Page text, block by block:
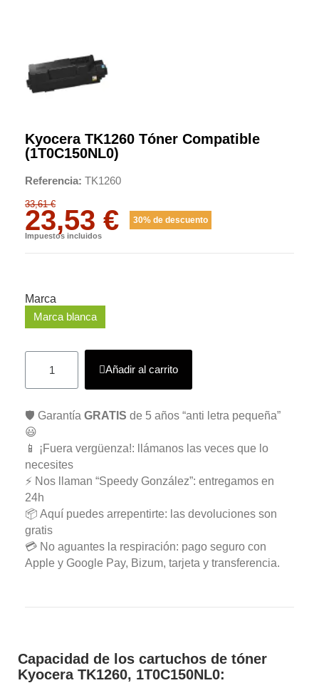
Kyocera TK1260 Tóner Compatible
(1T0C150NL0)
Referencia TK1260
33,61 €
23,53 € 30% de descuento
Impuestos incluidos
Marca
Marca blanca
Añadir al carrito
🛡️ Garantía GRATIS de 5 años “anti letra pequeña”
😃
📱 ¡Fuera vergüenza!: llámanos las veces que lo
necesites
⚡ Nos llaman “Speedy González”: entregamos en
24h
📦 Aquí puedes arrepentirte: las devoluciones son
gratis
💳 No aguantes la respiración: pago seguro con
Apple y Google Pay, Bizum, tarjeta y transferencia.
Capacidad de los cartuchos de tóner
Kyocera TK1260, 1T0C150NL0: